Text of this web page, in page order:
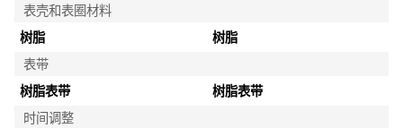
表壳和表圈材料
树脂
树脂
表带
树脂表带
树脂表带
时间调整